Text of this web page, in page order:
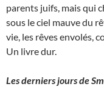
parents juifs, mais qui
sous le ciel mauve du
vie, les rêves envolés,
Un livre dur.
Les derniers jours de